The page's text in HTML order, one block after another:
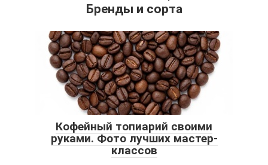
Бренды и сорта
Кофейный топиарий своими
руками. Фото лучших мастер-
классов